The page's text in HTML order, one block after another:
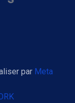
par Meta